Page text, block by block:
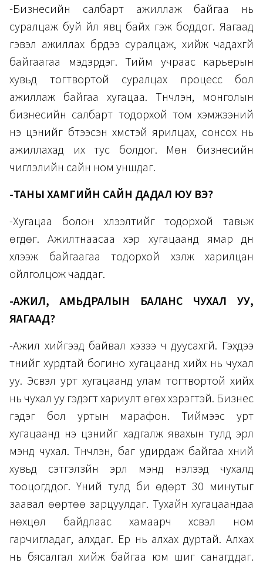
-Бизнесийн салбарт ажиллаж байгаа нь
суралцаж буй үйл явц байх гэж боддог. Яагаад
гэвэл ажиллах бүрдээ суралцаж, хийж чадахгүй
байгаагаа мэдэрдэг. Тийм учраас карьерын
хувьд тогтвортой суралцах процесс бол
ажиллаж байгаа хугацаа. Түүнчлэн, монголын
бизнесийн салбарт тодорхой том хэмжээний
үнэ цэнийг бүтээсэн хүмүүстэй ярилцах, сонсох нь
ажиллахад их тус болдог. Мөн бизнесийн
чиглэлийн сайн ном уншдаг.
-ТАНЫ ХАМГИЙН САЙН ДАДАЛ ЮУ ВЭ?
-Хугацаа болон хүлээлтийг тодорхой тавьж
өгдөг. Ажилтнаасаа хэр хугацаанд ямар дүн
хүлээж байгаагаа тодорхой хэлж харилцан
ойлголцож чаддаг.
-АЖИЛ, АМЬДРАЛЫН БАЛАНС ЧУХАЛ УУ,
ЯАГААД?
-Ажил хийгээд байвал хэзээ ч дуусахгүй. Гэхдээ
түүнийг хурдтай богино хугацаанд хийх нь чухал
уу. Эсвэл урт хугацаанд улам тогтвортой хийх
нь чухал уу гэдэгт хариулт өгөх хэрэгтэй. Бизнес
гэдэг бол уртын марафон. Тиймээс урт
хугацаанд үнэ цэнийг хадгалж явахын тулд эрүүл
мэнд чухал. Түүнчлэн, баг удирдаж байгаа хүний
хувьд сэтгэлзүйн эрүүл мэнд нэлээд чухалд
тооцогддог. Үүний тулд би өдөрт 30 минутыг
заавал өөртөө зарцуулдаг. Тухайн хугацаандаа
нөхцөл байдлаас хамаарч хүсвэл ном
гарчигладаг, алхдаг. Ер нь алхах дуртай. Алхах
нь бясалгал хийж байгаа юм шиг санагддаг.